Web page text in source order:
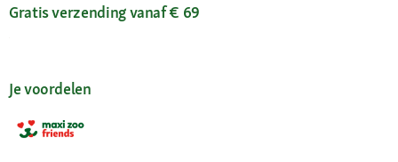
Gratis verzending vanaf € 69
Je voordelen